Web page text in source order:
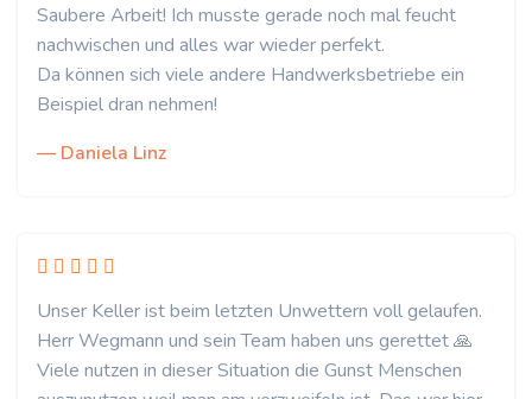
Saubere Arbeit! Ich musste gerade noch mal feucht
nachwischen und alles war wieder perfekt.
Da können sich viele andere Handwerksbetriebe ein
Beispiel dran nehmen!
— Daniela Linz
Unser Keller ist beim letzten Unwettern voll gelaufen.
Herr Wegmann und sein Team haben uns gerettet 🙏
Viele nutzen in dieser Situation die Gunst Menschen